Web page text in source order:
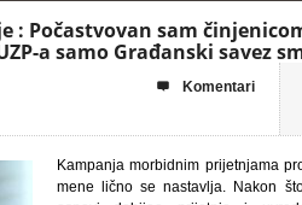
: Počastvovan sam
a samo Građanski savez
 Komentari
Kampanja morbidnim prijetnjama
mene lično se nastavlja. Nakon